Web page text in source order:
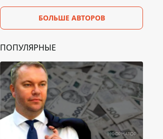
БОЛЬШЕ АВТОРОВ
ПОПУЛЯРНЫЕ